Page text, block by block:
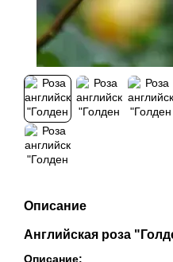
Описание
Английская роза
Описание: